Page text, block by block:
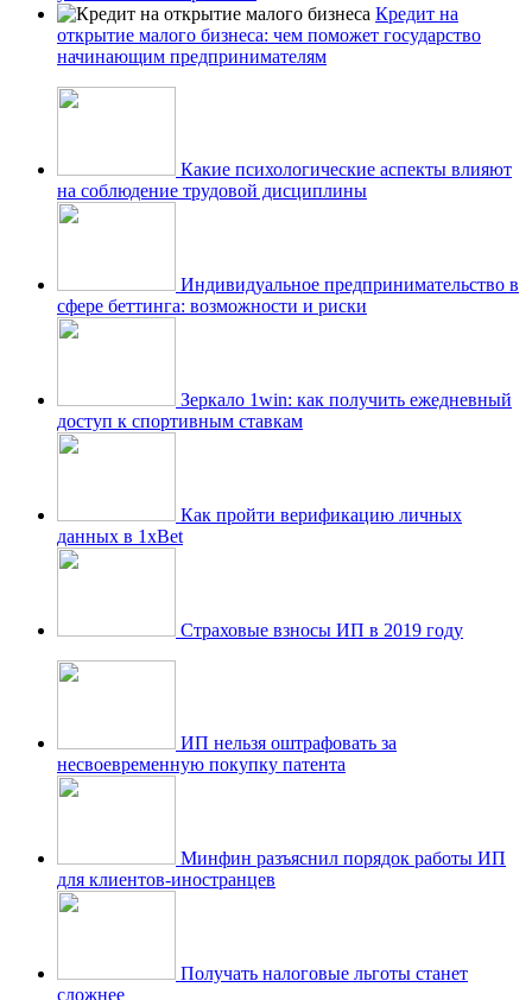
Кредит на
открытие малого бизнеса: чем поможет государство
начинающим предпринимателям
Какие психологические аспекты влияют
на соблюдение трудовой дисциплины
Индивидуальное предпринимательство в
сфере беттинга: возможности и риски
Зеркало 1win: как получить ежедневный
доступ к спортивным ставкам
Как пройти верификацию личных
данных в 1xBet
Страховые взносы ИП в 2019 году
ИП нельзя оштрафовать за
несвоевременную покупку патента
Минфин разъяснил порядок работы ИП
для клиентов-иностранцев
Получать налоговые льготы станет
сложнее